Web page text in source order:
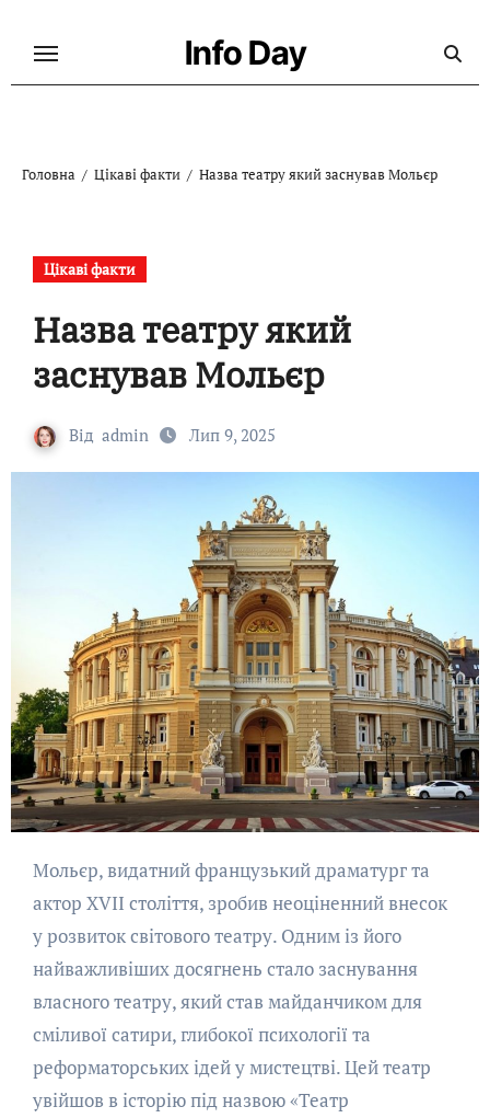
Info Day
Головна Цікаві факти Назва театру який заснував Мольєр
Цікаві факти
Назва театру який
заснував Мольєр
Від admin Лип 9, 2025
Мольєр, видатний французький драматург та
актор XVII століття, зробив неоціненний внесок
у розвиток світового театру. Одним із його
найважливіших досягнень стало заснування
власного театру, який став майданчиком для
сміливої сатири, глибокої психології та
реформаторських ідей у мистецтві. Цей театр
увійшов в історію під назвою «Театр